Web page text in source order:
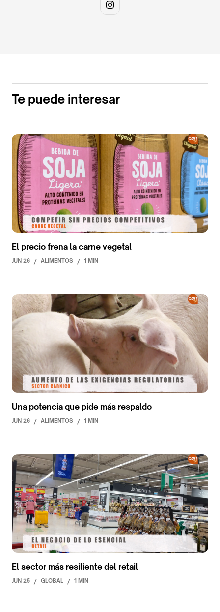
Te puede interesar
El precio frena la carne vegetal
JUN 26 / ALIMENTOS / 1 MIN
Una potencia que pide más respaldo
JUN 26 / ALIMENTOS / 1 MIN
El sector más resiliente del retail
JUN 25 / GLOBAL / 1 MIN